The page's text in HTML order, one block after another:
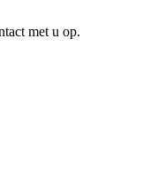
met u op.